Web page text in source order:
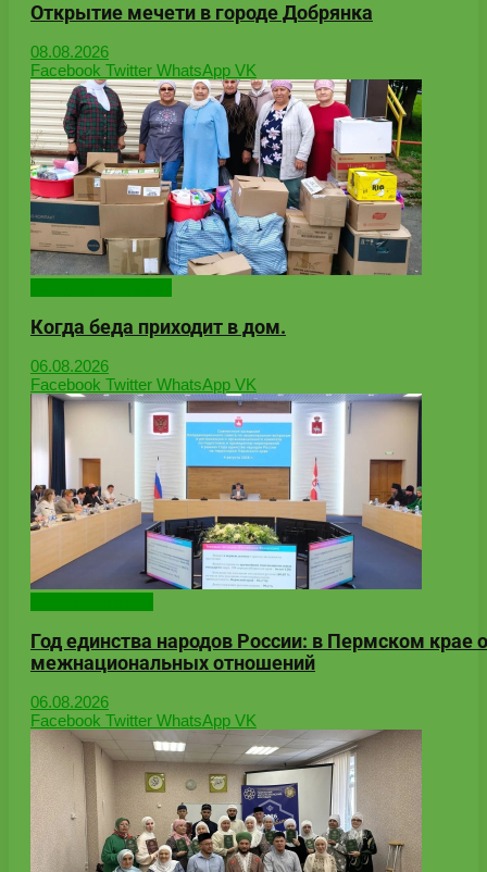
Открытие мечети в городе Добрянка
08.08.2026
Facebook Twitter WhatsApp VK
Когда беда приходит в дом.
06.08.2026
Facebook Twitter WhatsApp VK
Год единства народов России: в Пермском
межнациональных отношений
06.08.2026
Facebook Twitter WhatsApp VK